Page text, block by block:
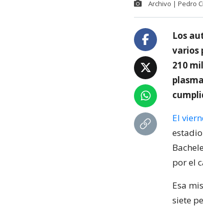
Archivo | Pedro
Los
varios
210
El
por el
Esa
siete